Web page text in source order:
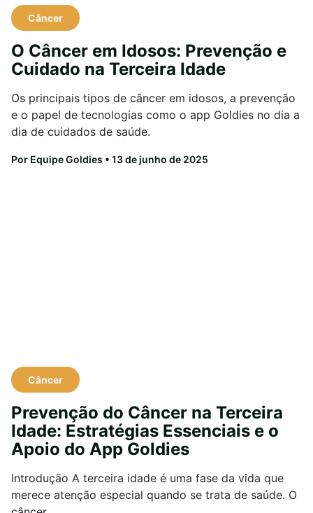
Câncer
O Câncer em Idosos: Prevenção e
Cuidado na Terceira Idade
Os principais tipos de câncer em idosos, a prevenção
e o papel de tecnologias como o app Goldies no dia a
dia de cuidados de saúde.
Por Equipe Goldies • 13 de junho de 2025
Câncer
Prevenção do Câncer na Terceira
Idade: Estratégias Essenciais e o
Apoio do App Goldies
Introdução A terceira idade é uma fase da vida que
merece atenção especial quando se trata de saúde. O